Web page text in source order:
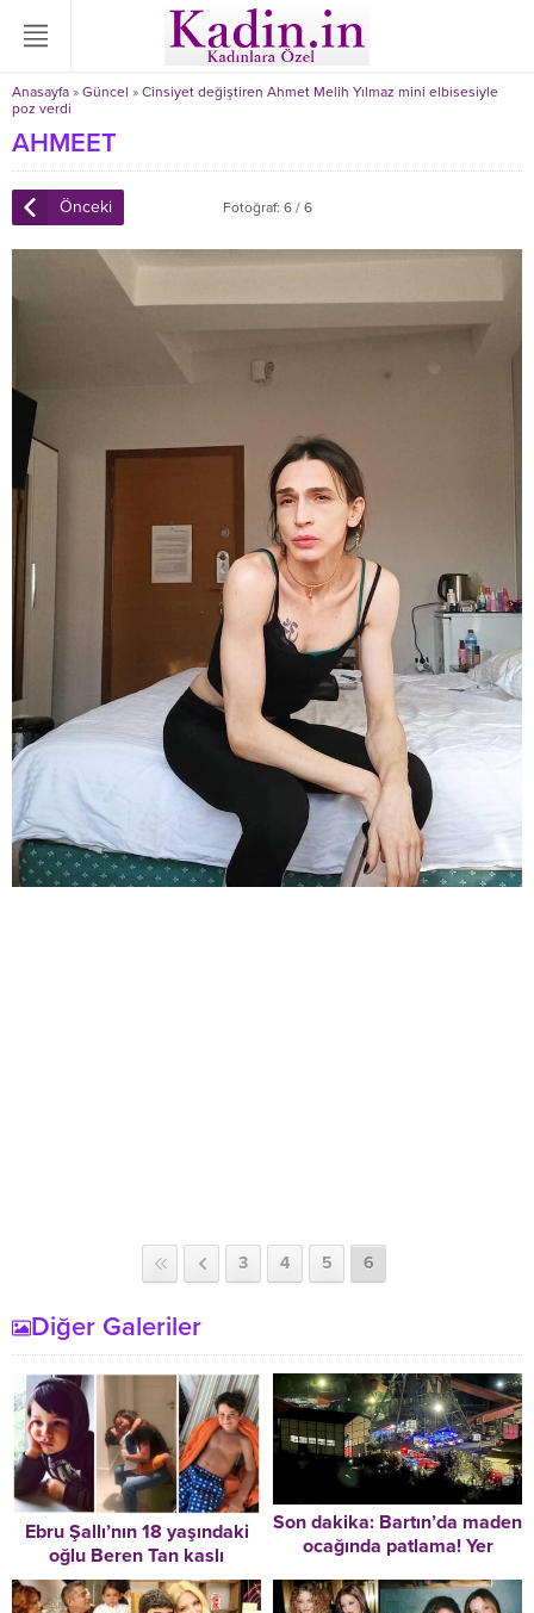
Anasayfa » Güncel » Cinsiyet değiştiren Ahmet Melih Yılmaz mini elbisesiyle
poz verdi
AHMEET
Önceki Fotoğraf: 6 / 6
3 4 5 6
Diğer Galeriler
Ebru Şallı’nın 18 yaşındaki
oğlu Beren Tan kaslı
vücuduyla hayran bıraktı
Son dakika: Bartın’da maden
ocağında patlama! Yer
var